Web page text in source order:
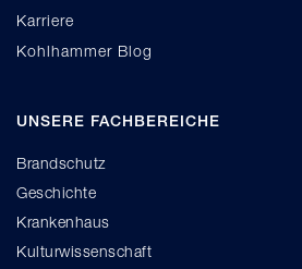
Karriere
Kohlhammer Blog
UNSERE FACHBEREICHE
Brandschutz
Geschichte
Krankenhaus
Kulturwissenschaft